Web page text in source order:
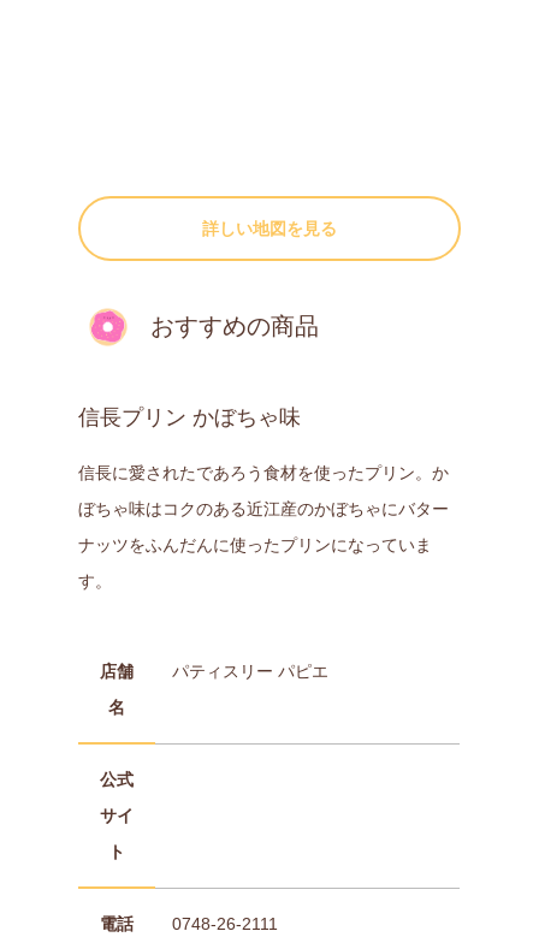
詳しい地図を見る
おすすめの商品
信長プリン かぼちゃ味
信長に愛されたであろう食材を使ったプリン。か
ぼちゃ味はコクのある近江産のかぼちゃにバター
ナッツをふんだんに使ったプリンになっていま
す。
店舗
名
パティスリー パピエ
公式
サイ
ト
電話 0748-26-2111